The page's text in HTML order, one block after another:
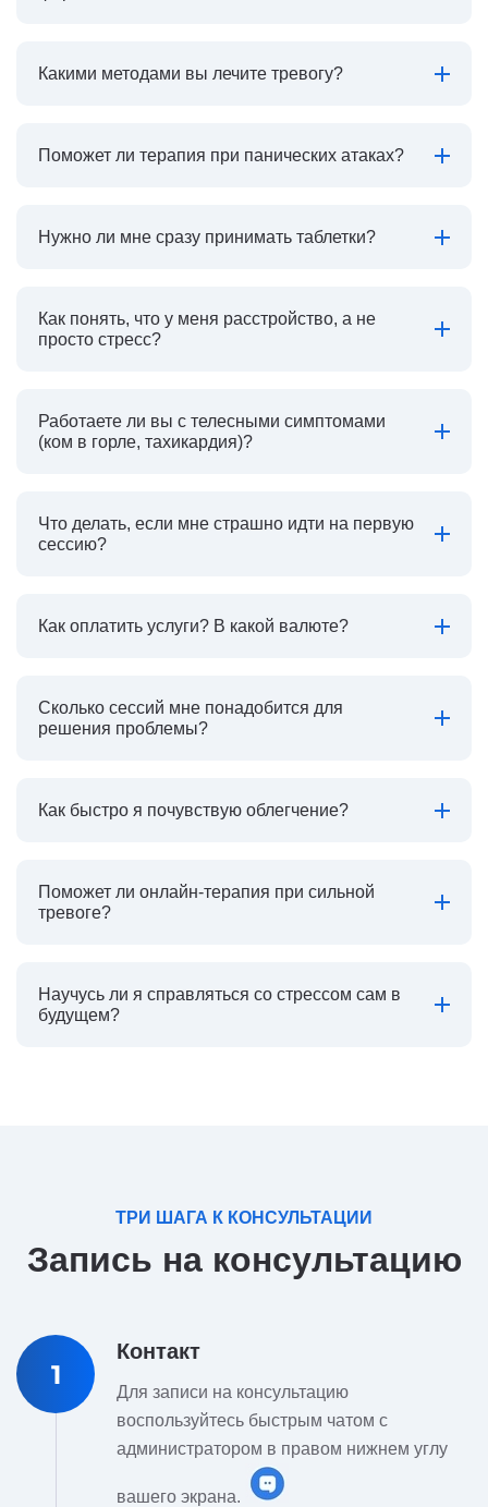
Какими методами вы лечите тревогу?
Поможет ли терапия при панических атаках?
Нужно ли мне сразу принимать таблетки?
Как понять, что у меня расстройство, а не
просто стресс?
Работаете ли вы с телесными симптомами
(ком в горле, тахикардия)?
Что делать, если мне страшно идти на первую
сессию?
Как оплатить услуги? В какой валюте?
Сколько сессий мне понадобится для
решения проблемы?
Как быстро я почувствую облегчение?
Поможет ли онлайн-терапия при сильной
тревоге?
Научусь ли я справляться со стрессом сам в
будущем?
ТРИ ШАГА К КОНСУЛЬТАЦИИ
Запись на консультацию
1
Контакт
Для записи на консультацию
воспользуйтесь быстрым чатом с
администратором в правом нижнем углу
вашего экрана.